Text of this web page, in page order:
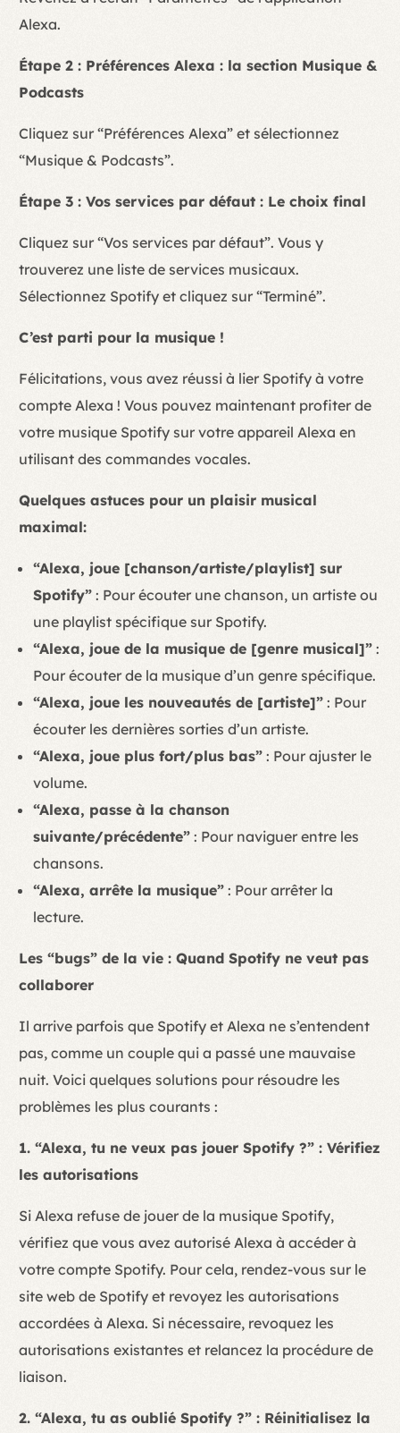
Alexa.
Étape 2 : Préférences Alexa : la section Musique &
Podcasts
Cliquez sur “Préférences Alexa” et sélectionnez
“Musique & Podcasts”.
Étape 3 : Vos services par défaut : Le choix final
Cliquez sur “Vos services par défaut”. Vous y
trouverez une liste de services musicaux.
Sélectionnez Spotify et cliquez sur “Terminé”.
C’est parti pour la musique !
Félicitations, vous avez réussi à lier Spotify à votre
compte Alexa ! Vous pouvez maintenant profiter de
votre musique Spotify sur votre appareil Alexa en
utilisant des commandes vocales.
Quelques astuces pour un plaisir musical
maximal:
“Alexa, joue [chanson/artiste/playlist] sur
Spotify” : Pour écouter une chanson, un artiste ou
une playlist spécifique sur Spotify.
“Alexa, joue de la musique de [genre musical]” :
Pour écouter de la musique d’un genre spécifique.
“Alexa, joue les nouveautés de [artiste]” : Pour
écouter les dernières sorties d’un artiste.
“Alexa, joue plus fort/plus bas” : Pour ajuster le
volume.
“Alexa, passe à la chanson
suivante/précédente” : Pour naviguer entre les
chansons.
“Alexa, arrête la musique” : Pour arrêter la
lecture.
Les “bugs” de la vie : Quand Spotify ne veut pas
collaborer
Il arrive parfois que Spotify et Alexa ne s’entendent
pas, comme un couple qui a passé une mauvaise
nuit. Voici quelques solutions pour résoudre les
problèmes les plus courants :
1. “Alexa, tu ne veux pas jouer Spotify ?” : Vérifiez
les autorisations
Si Alexa refuse de jouer de la musique Spotify,
vérifiez que vous avez autorisé Alexa à accéder à
votre compte Spotify. Pour cela, rendez-vous sur le
site web de Spotify et revoyez les autorisations
accordées à Alexa. Si nécessaire, revoquez les
autorisations existantes et relancez la procédure de
liaison.
2. “Alexa, tu as oublié Spotify ?” : Réinitialisez la